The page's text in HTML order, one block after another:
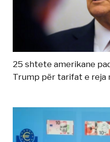
25 shtete amerikane
Trump për tarifat e reja